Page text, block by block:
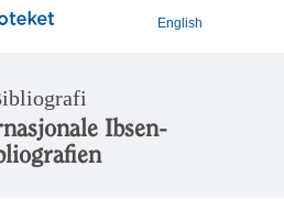
English
Ibsen-